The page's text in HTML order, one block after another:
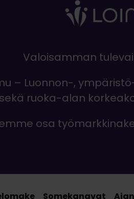
Valoisamman
– Luonnon-,
sekä ruoka-alan
osa
Somekanavat